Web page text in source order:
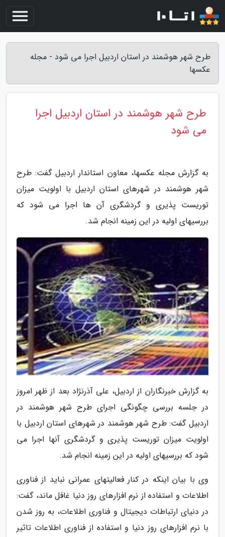
طرح شهر هوشمند در استان اردبیل اجرا می شود - مجله
عکسها
طرح شهر هوشمند در استان اردبیل اجرا
می شود
به گزارش مجله عکسها، معاون استاندار اردبیل گفت: طرح
شهر هوشمند در شهرهای استان اردبیل با اولویت میزان
توریست پذیری و گردشگری آن ها اجرا می شود که
بررسیهای اولیه در این زمینه انجام شد.
به گزارش خبرنگاران از اردبیل، علی آذرنژاد بعد از ظهر امروز
در جلسه بررسی چگونگی اجرای طرح شهر هوشمند در
اردبیل گفت: طرح شهر هوشمند در شهرهای استان اردبیل با
اولویت میزان توریست پذیری و گردشگری آنها اجرا می
شود که بررسیهای اولیه در این زمینه انجام شد.
وی با بیان اینکه در کنار فعالیتهای عمرانی نباید از فناوری
اطلاعات و استفاده از نرم افزارهای روز دنیا غافل ماند، گفت:
در دنیای ارتباطات دیجیتال و فناوری اطلاعات، به روز شدن
با نرم افزارهای روز دنیا و استفاده از فناوری اطلاعات تاثیر